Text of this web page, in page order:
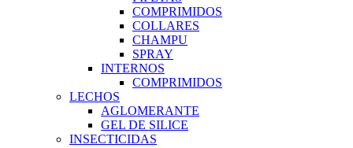
COMPRIMIDOS
COLLARES
CHAMPU
SPRAY
INTERNOS
COMPRIMIDOS
LECHOS
AGLOMERANTE
GEL DE SILICE
INSECTICIDAS